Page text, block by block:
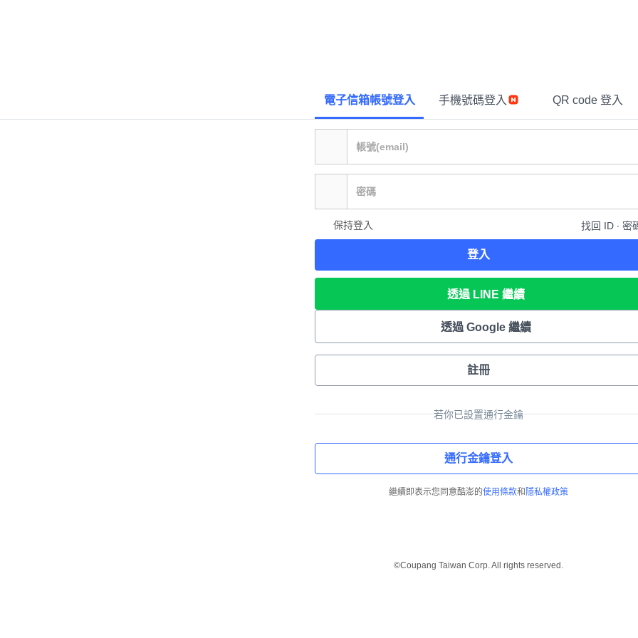
電子信箱帳號登入 手機號碼登入 QR code 登入
保持登入 找回 ID ∙ 密
登入
透過 LINE 繼續
透過 Google 繼續
註冊
若你已設置通行金鑰
通行金鑰登入
繼續即表示您同意酷澎的使用條款和 隱私權政策
©Coupang Taiwan Corp. All rights reserved.